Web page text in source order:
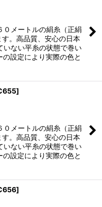
０メートルの絹糸（正絹
。高品質、安心の日本
いない平糸の状態で巻い
設定により実際の色と
]
０メートルの絹糸（正絹
。高品質、安心の日本
いない平糸の状態で巻い
設定により実際の色と
]